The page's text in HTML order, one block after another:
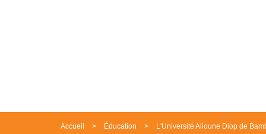
Accueil Éducation L'Université Alioune Diop de